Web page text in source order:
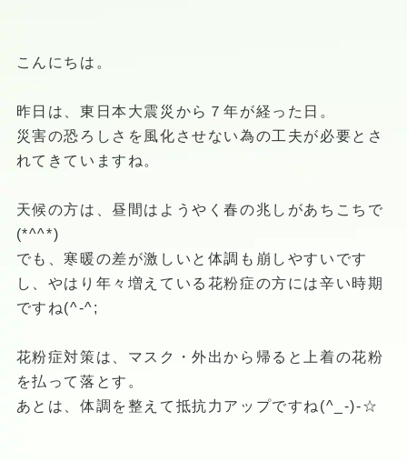
こんにちは。
昨日は、東日本大震災から７年が経った日。
災害の恐ろしさを風化させない為の工夫が必要とさ
れてきていますね。
天候の方は、昼間はようやく春の兆しがあちこちで
(*^^*)
でも、寒暖の差が激しいと体調も崩しやすいです
し、やはり年々増えている花粉症の方には辛い時期
ですね(^-^;
花粉症対策は、マスク・外出から帰ると上着の花粉
を払って落とす。
あとは、体調を整えて抵抗力アップですね(^_-)-☆